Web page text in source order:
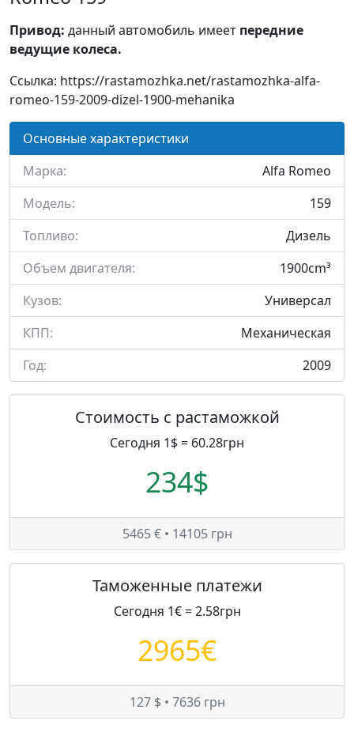
Привод: данный автомобиль имеет передние
ведущие колеса.
Ссылка: https://rastamozhka.net/rastamozhka-alfa-
romeo-159-2009-dizel-1900-mehanika
Основные характеристики
Марка:
Alfa Romeo
Модель:
159
Топливо:
Дизель
Объем двигателя:
1900cm³
Кузов:
Универсал
КПП:
Механическая
Год:
2009
Стоимость с растаможкой
Сегодня 1$ = 60.28грн
234$
5465 € • 14105 грн
Таможенные платежи
Сегодня 1€ = 2.58грн
2965€
127 $ • 7636 грн